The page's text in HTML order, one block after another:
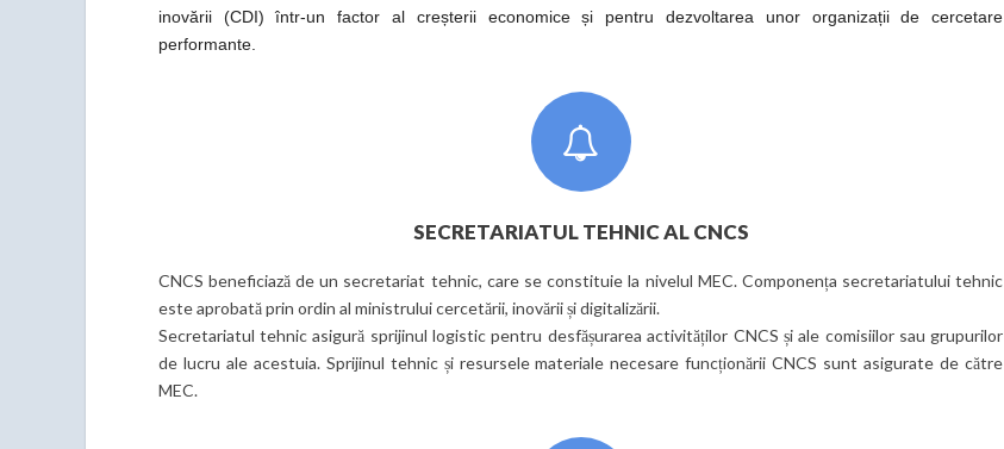
inovării (CDI) într-un factor al creșterii economice și pentru dezvoltarea unor organizații de cercetare
performante.
SECRETARIATUL TEHNIC AL CNCS
CNCS beneficiază de un secretariat tehnic, care se constituie la nivelul MEC. Componența secretariatului tehnic
este aprobată prin ordin al ministrului cercetării, inovării și digitalizării.
Secretariatul tehnic asigură sprijinul logistic pentru desfășurarea activităților CNCS și ale comisiilor sau grupurilor
de lucru ale acestuia. Sprijinul tehnic și resursele materiale necesare funcționării CNCS sunt asigurate de către
MEC.